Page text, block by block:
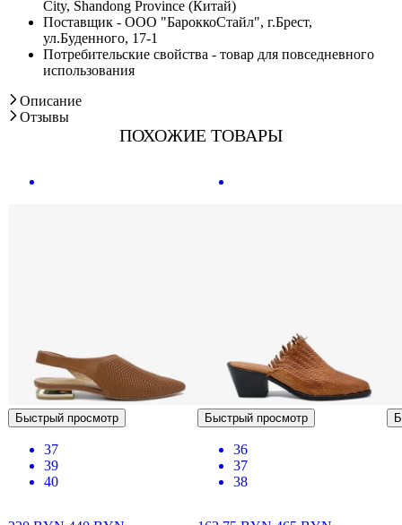
City, Shandong Province (Китай)
Поставщик - ООО "БароккоСтайл", г.Брест,
ул.Буденного, 17-1
Потребительские свойства - товар для повседневного
использования
Описание
Отзывы
ПОХОЖИЕ ТОВАРЫ
Быстрый просмотр
37
39
40
Быстрый просмотр
36
37
38